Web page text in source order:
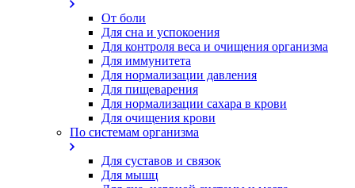
От боли
Для сна и успокоения
Для контроля веса и очищения организма
Для иммунитета
Для нормализации давления
Для пищеварения
Для нормализации сахара в крови
Для очищения крови
По системам организма
Для суставов и связок
Для мышц